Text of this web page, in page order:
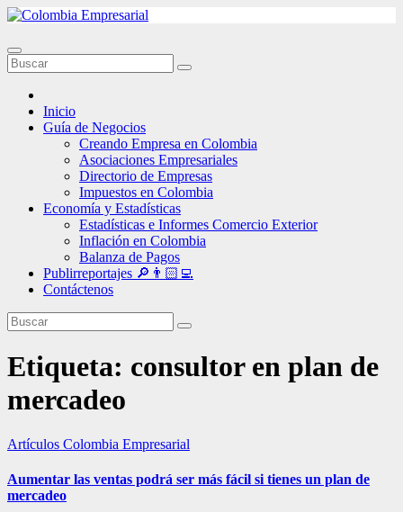
Ir
contenido
Inicio
Guía de Negocios
Creando Empresa en Colombia
Asociaciones Empresariales
Directorio de Empresas
Impuestos en Colombia
Economía y Estadísticas
Estadísticas e Informes Comercio Exterior
Inflación en Colombia
Balanza de Pagos
Publirreportajes 🔎👨🏻‍💻
Contáctenos
Etiqueta: consultor en plan de
mercadeo
Artículos Colombia Empresarial
Aumentar las ventas podrá ser más fácil si tienes un plan de
mercadeo